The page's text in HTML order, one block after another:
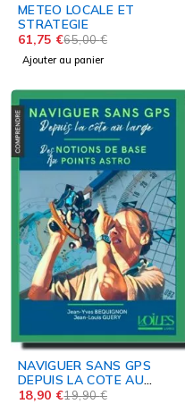
METEO LOCALE ET
STRATEGIE
65,00€
61,75 €
Ajouter au panier
NAVIGUER SANS GPS
DEPUIS LA COTE AU
LARGE 19,90€
18,90 €